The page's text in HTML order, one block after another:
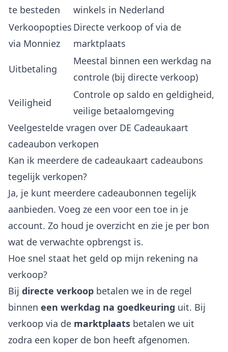
te besteden
winkels in Nederland
Verkoopopties
via Monniez
Directe verkoop of via de
marktplaats
Uitbetaling
Meestal binnen een werkdag na
controle (bij directe verkoop)
Veiligheid
Controle op saldo en geldigheid,
veilige betaalomgeving
Veelgestelde vragen over DE Cadeaukaart
cadeaubon verkopen
Kan ik meerdere de cadeaukaart cadeaubons
tegelijk verkopen?
Ja, je kunt meerdere cadeaubonnen tegelijk
aanbieden. Voeg ze een voor een toe in je
account. Zo houd je overzicht en zie je per bon
wat de verwachte opbrengst is.
Hoe snel staat het geld op mijn rekening na
verkoop?
Bij directe verkoop betalen we in de regel
binnen een werkdag na goedkeuring uit. Bij
verkoop via de marktplaats betalen we uit
zodra een koper de bon heeft afgenomen.